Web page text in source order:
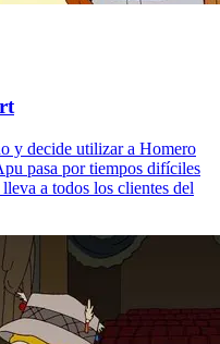
y decide utilizar a Homero
pasa por tiempos difíciles
a todos los clientes del